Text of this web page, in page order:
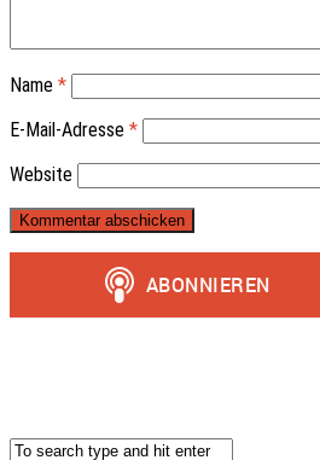
Name *
E-Mail-Adresse *
Website